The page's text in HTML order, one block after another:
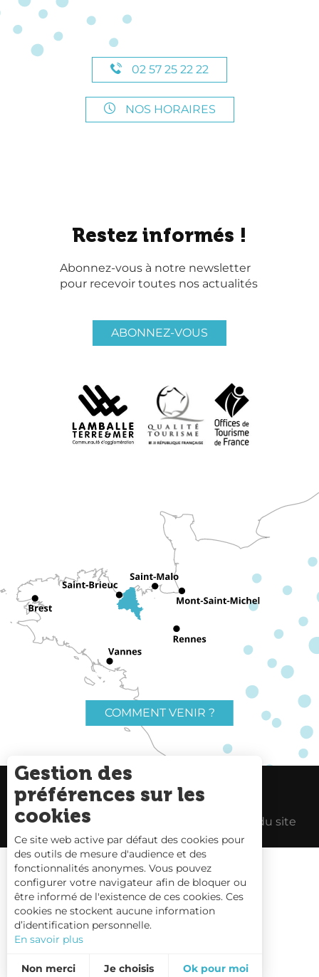
02 57 25 22 22
NOS HORAIRES
Restez informés !
Abonnez-vous à notre newsletter
pour recevoir toutes nos actualités
ABONNEZ-VOUS
COMMENT VENIR ?
Charte du voyageur Liens utiles
Espace Pro Plan du site
Carte interactive
Gestion des
préférences sur les
cookies
Ce site web active par défaut des cookies pour
des outils de mesure d'audience et des
fonctionnalités anonymes. Vous pouvez
configurer votre navigateur afin de bloquer ou
être informé de l'existence de ces cookies. Ces
cookies ne stockent aucune information
d’identification personnelle.
En savoir plus
Non merci Je choisis Ok pour moi